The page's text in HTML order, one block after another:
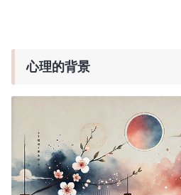
心理的背景